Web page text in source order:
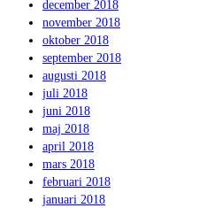
december 2018
november 2018
oktober 2018
september 2018
augusti 2018
juli 2018
juni 2018
maj 2018
april 2018
mars 2018
februari 2018
januari 2018